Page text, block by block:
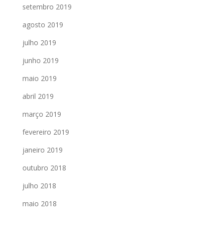
setembro 2019
agosto 2019
julho 2019
junho 2019
maio 2019
abril 2019
março 2019
fevereiro 2019
janeiro 2019
outubro 2018
julho 2018
maio 2018